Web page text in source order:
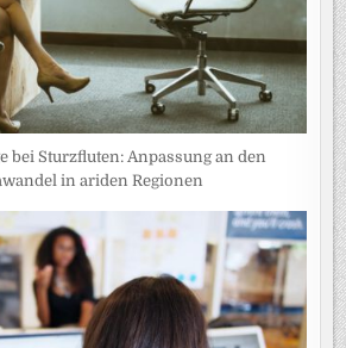
bei Sturzfluten: Anpassung an den
in ariden Regionen